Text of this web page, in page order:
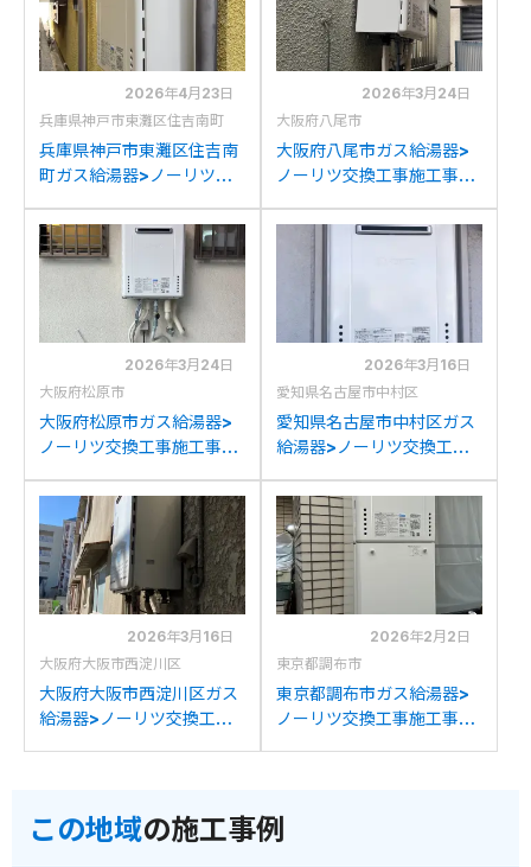
2026年4月23日
兵庫県神戸市東灘区住吉南町
兵庫県神戸市東灘区住吉南
町ガス給湯器>ノーリツ交
GT-1600SAWからノーリ
ツGT-1670SAW BLへの交
2026年3月24日
大阪府八尾市
大阪府八尾市ガス給湯器>
ノーリツ交換工事施工事
1600AW-1からノーリツ
GT-1670SAW BLへの交換
2026年3月24日
大阪府松原市
大阪府松原市ガス給湯器>
ノーリツ交換工事施工事
A1610SAWからノーリツ
GT-1670SAW BLへの交換
2026年3月16日
愛知県名古屋市中村区
愛知県名古屋市中村区ガス
給湯器>ノーリツ交換工事
1628SAWXからノーリツ
GT-1670SAW BLへの交換
2026年3月16日
大阪府大阪市西淀川区
大阪府大阪市西淀川区ガス
給湯器>ノーリツ交換工事
2026年2月2日
東京都調布市
東京都調布市ガス給湯器>
ノーリツ交換工事施工事
この地域の施工事例